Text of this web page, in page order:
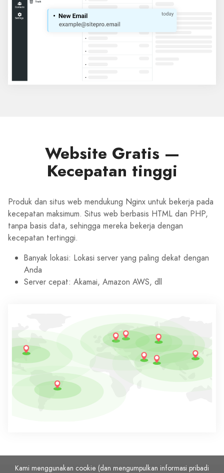
Website Gratis —
Kecepatan tinggi
Produk dan situs web mendukung Nginx untuk bekerja pada
kecepatan maksimum. Situs web berbasis HTML dan PHP,
tanpa basis data, sehingga mereka bekerja dengan
kecepatan tertinggi.
Banyak lokasi: Lokasi server yang paling dekat dengan
Anda
Server cepat: Akamai, Amazon AWS, dll
Kami menggunakan cookie (dan mengumpulkan informasi pribadi